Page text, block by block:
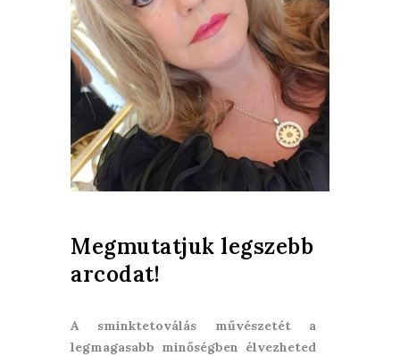
Megmutatjuk legszebb
arcodat!
A sminktetoválás művészetét a
legmagasabb minőségben élvezheted